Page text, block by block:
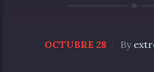
OCTUBRE 28 By